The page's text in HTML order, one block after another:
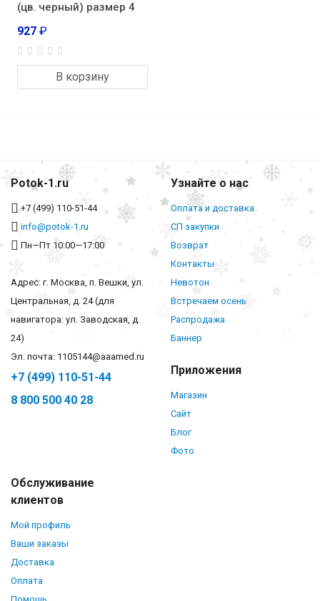
(цв. черный) размер 4
927 ₽
В корзину
Potok-1.ru
+7 (499) 110-51-44
info@potok-1.ru
Пн—Пт 10:00—17:00
Адрес: г. Москва, п. Вешки, ул.
Центральная, д. 24 (для
навигатора: ул. Заводская, д.
24)
Эл. почта: 1105144@aaamed.ru
+7 (499) 110-51-44
8 800 500 40 28
Узнайте о нас
Оплата и доставка
СП закупки
Возврат
Контакты
Невотон
Встречаем осень
Распродажа
Баннер
Приложения
Магазин
Сайт
Блог
Фото
Обслуживание
клиентов
Мой профиль
Ваши заказы
Доставка
Оплата